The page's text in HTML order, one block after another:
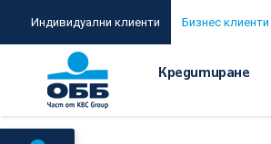
Индивидуални клиенти Бизнес клиенти
Кредитиране